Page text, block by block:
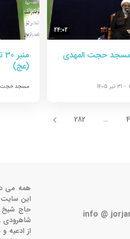
24:02
31 تیر 1405، مسجد حجت المهدی
- 31 تیر 1405
(عج)
مسجد حجت
4
…
282
info @
همه می
این سایت
حاج شیخ
شاهرودی
از ادعیه